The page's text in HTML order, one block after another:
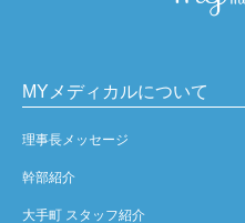
MYメディカルについて
理事長メッセージ
幹部紹介
大手町 スタッフ紹介